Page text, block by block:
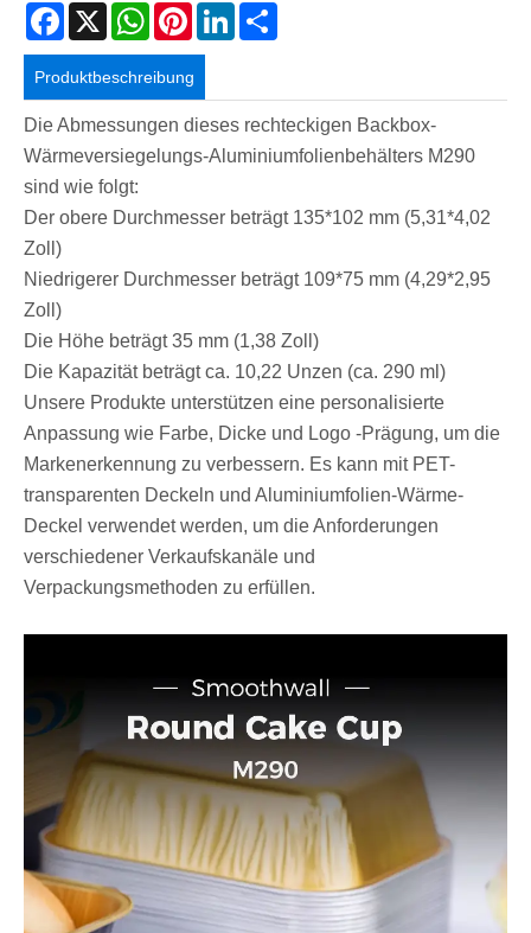
Facebook
X WhatsAppPinterestLinkedIn
Produktbeschreibung
Die Abmessungen dieses rechteckigen Backbox-
Wärmeversiegelungs-Aluminiumfolienbehälters M290
sind wie folgt:
Der obere Durchmesser beträgt 135*102 mm (5,31*4,02
Zoll)
Niedrigerer Durchmesser beträgt 109*75 mm (4,29*2,95
Zoll)
Die Höhe beträgt 35 mm (1,38 Zoll)
Die Kapazität beträgt ca. 10,22 Unzen (ca. 290 ml)
Unsere Produkte unterstützen eine personalisierte
Anpassung wie Farbe, Dicke und Logo -Prägung, um die
Markenerkennung zu verbessern. Es kann mit PET-
transparenten Deckeln und Aluminiumfolien-Wärme-
Deckel verwendet werden, um die Anforderungen
verschiedener Verkaufskanäle und
Verpackungsmethoden zu erfüllen.